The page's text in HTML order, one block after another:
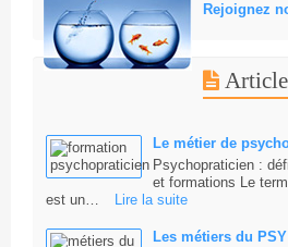
Rejoignez
Le métier de
Psychopraticien :
et formations Le
est un…
Lire la suite
Les métiers du PSY